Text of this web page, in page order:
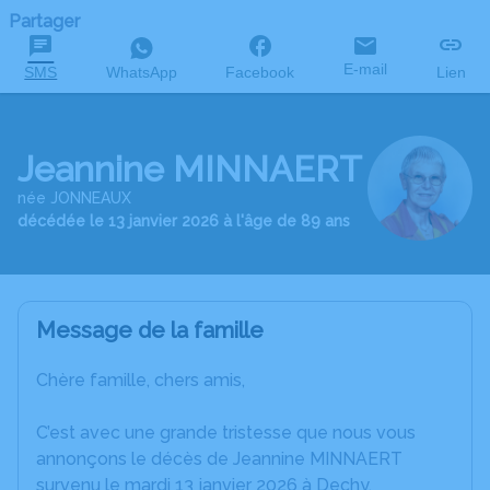
Partager
SMS WhatsApp Facebook E-mail Lien
Jeannine MINNAERT
née JONNEAUX
décédée le 13 janvier 2026 à l'âge de 89 ans
Message de la famille
Chère famille, chers amis,
C’est avec une grande tristesse que nous vous
annonçons le décès de Jeannine MINNAERT
survenu le mardi 13 janvier 2026 à Dechy.